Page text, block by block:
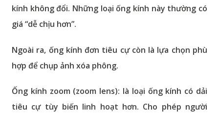
kính không đổi. Những loại ống kính này thường có
giá “dễ chịu hơn”.
Ngoài ra, ống kính đơn tiêu cự còn là lựa chọn phù
hợp để chụp ảnh xóa phông.
Ống kính zoom (zoom lens): là loại ống kính có dải
tiêu cự tùy biến linh hoạt hơn. Cho phép người